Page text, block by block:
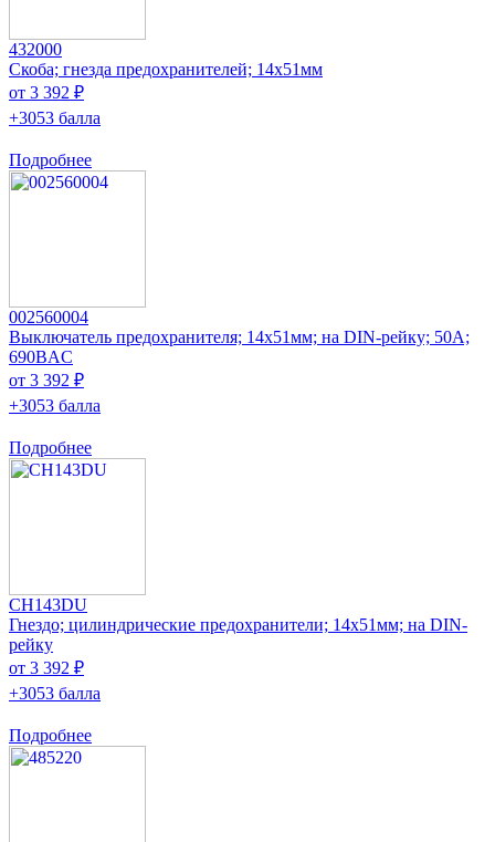
432000
Скоба; гнезда предохранителей; 14x51мм
от 3 392 ₽
+3053 балла
Подробнее
002560004
Выключатель предохранителя; 14x51мм; на DIN-рейку; 50А;
690ВAC
от 3 392 ₽
+3053 балла
Подробнее
CH143DU
Гнездо; цилиндрические предохранители; 14x51мм; на DIN-
рейку
от 3 392 ₽
+3053 балла
Подробнее